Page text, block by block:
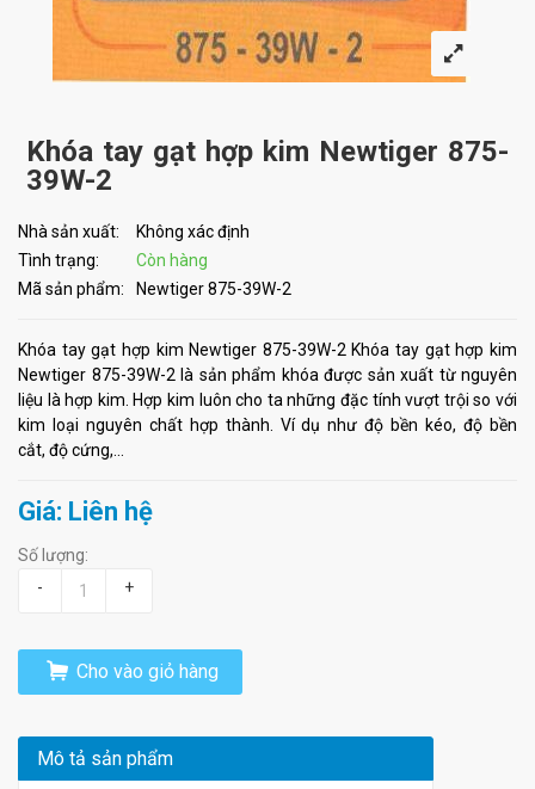
Khóa tay gạt hợp kim Newtiger 875-
39W-2
Nhà sản xuất:
Không xác định
Tình trạng:
Còn hàng
Mã sản phẩm:
Newtiger 875-39W-2
Khóa tay gạt hợp kim Newtiger 875-39W-2 Khóa tay gạt hợp kim
Newtiger 875-39W-2 là sản phẩm khóa được sản xuất từ nguyên
liệu là hợp kim. Hợp kim luôn cho ta những đặc tính vượt trội so với
kim loại nguyên chất hợp thành. Ví dụ như độ bền kéo, độ bền
cắt, độ cứng,...
Giá: Liên hệ
Số lượng:
-
+
Cho vào giỏ hàng
Mô tả sản phẩm